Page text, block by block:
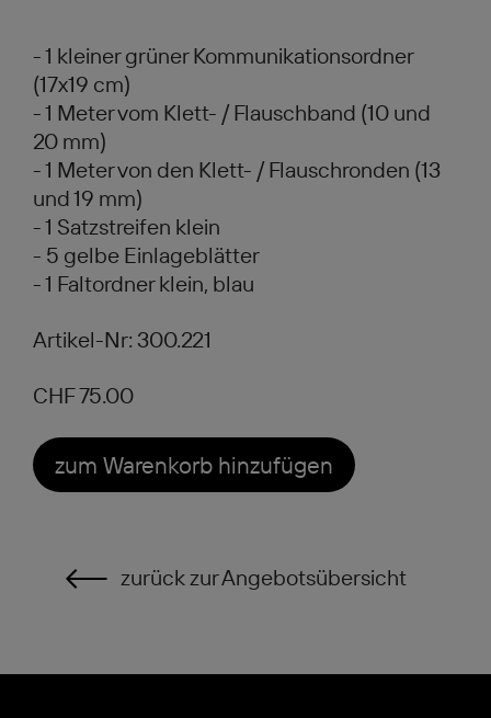
- 1 kleiner grüner Kommunikationsordner
(17x19 cm)
- 1 Meter vom Klett- / Flauschband (10 und
20 mm)
- 1 Meter von den Klett- / Flauschronden (13
und 19 mm)
- 1 Satzstreifen klein
- 5 gelbe Einlageblätter
- 1 Faltordner klein, blau
Artikel-Nr: 300.221
CHF 75.00
zum Warenkorb hinzufügen
zurück zur Angebotsübersicht